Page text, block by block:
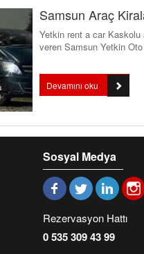
Samsun Araç
Yetkin rent a car
veren Samsun Yetkin
Devamını oku
Sosyal Medya
Rezervasyon Hattı
0 535 309 43 99